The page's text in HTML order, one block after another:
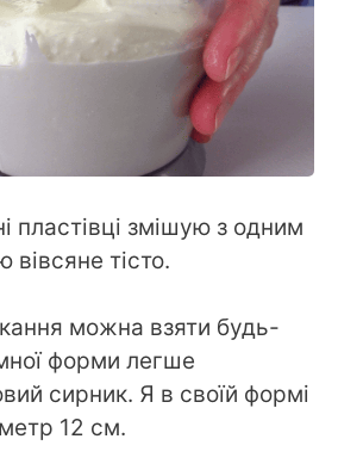
пластівці змішую з одним
вівсяне тісто.
можна взяти будь-
форми легше
сирник. Я в своїй формі
12 см.